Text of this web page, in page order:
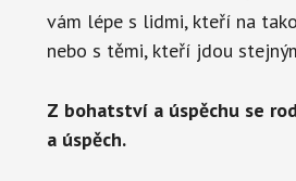
vám lépe s lidmi, kteří na
nebo s těmi, kteří jdou
Z bohatství a úspěchu se
a úspěch.